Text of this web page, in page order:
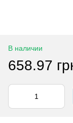
В наличии
658.97